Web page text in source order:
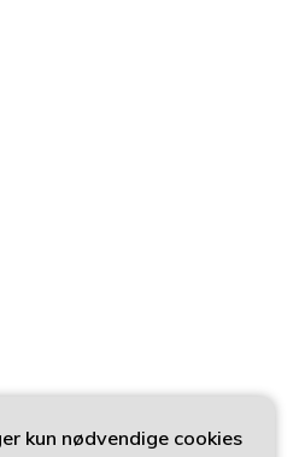
kun nødvendige cookies